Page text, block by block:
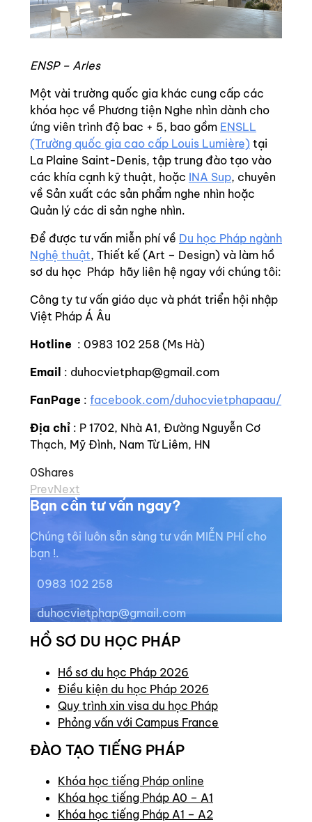
ENSP – Arles
Một vài trường quốc gia khác cung cấp các
khóa học về Phương tiện Nghe nhìn dành cho
ứng viên trình độ bac + 5, bao gồm ENSLL
(Trường quốc gia cao cấp Louis Lumière) tại
La Plaine Saint-Denis, tập trung đào tạo vào
các khía cạnh kỹ thuật, hoặc INA Sup, chuyên
về Sản xuất các sản phẩm nghe nhìn hoặc
Quản lý các di sản nghe nhìn.
Để được tư vấn miễn phí về Du học Pháp ngành
Nghệ thuật, Thiết kế (Art – Design) và làm hồ
sơ du học Pháp hãy liên hệ ngay với chúng tôi:
Công ty tư vấn giáo dục và phát triển hội nhập
Việt Pháp Á Âu
Hotline : 0983 102 258 (Ms Hà)
Email : duhocvietphap@gmail.com
FanPage : facebook.com/duhocvietphapaau/
Địa chỉ : P 1702, Nhà A1, Đường Nguyễn Cơ
Thạch, Mỹ Đình, Nam Từ Liêm, HN
0Shares
PrevNext
Bạn cần tư vấn ngay?
Chúng tôi luôn sẵn sàng tư vấn MIỄN PHÍ cho
bạn !.
0983 102 258
duhocvietphap@gmail.com
HỒ SƠ DU HỌC PHÁP
Hồ sơ du học Pháp 2026
Điều kiện du học Pháp 2026
Quy trình xin visa du học Pháp
Phỏng vấn với Campus France
ĐÀO TẠO TIẾNG PHÁP
Khóa học tiếng Pháp online
Khóa học tiếng Pháp A0 – A1
Khóa học tiếng Pháp A1 – A2